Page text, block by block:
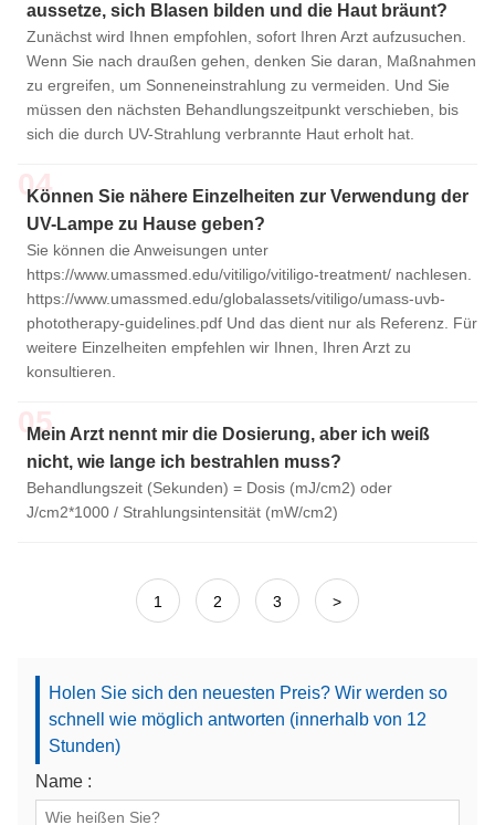
aussetze, sich Blasen bilden und die Haut bräunt?
Zunächst wird Ihnen empfohlen, sofort Ihren Arzt aufzusuchen.
Wenn Sie nach draußen gehen, denken Sie daran, Maßnahmen
zu ergreifen, um Sonneneinstrahlung zu vermeiden. Und Sie
müssen den nächsten Behandlungszeitpunkt verschieben, bis
sich die durch UV-Strahlung verbrannte Haut erholt hat.
04
Können Sie nähere Einzelheiten zur Verwendung der
UV-Lampe zu Hause geben?
Sie können die Anweisungen unter
https://www.umassmed.edu/vitiligo/vitiligo-treatment/ nachlesen.
https://www.umassmed.edu/globalassets/vitiligo/umass-uvb-
phototherapy-guidelines.pdf Und das dient nur als Referenz. Für
weitere Einzelheiten empfehlen wir Ihnen, Ihren Arzt zu
konsultieren.
05
Mein Arzt nennt mir die Dosierung, aber ich weiß
nicht, wie lange ich bestrahlen muss?
Behandlungszeit (Sekunden) = Dosis (mJ/cm2) oder
J/cm2*1000 / Strahlungsintensität (mW/cm2)
1 2 3 >
Holen Sie sich den neuesten Preis? Wir werden so
schnell wie möglich antworten (innerhalb von 12
Stunden)
Name :